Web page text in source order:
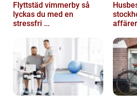
Flyttstäd vimmerby så
lyckas du med en
stressfri ...
stockholm